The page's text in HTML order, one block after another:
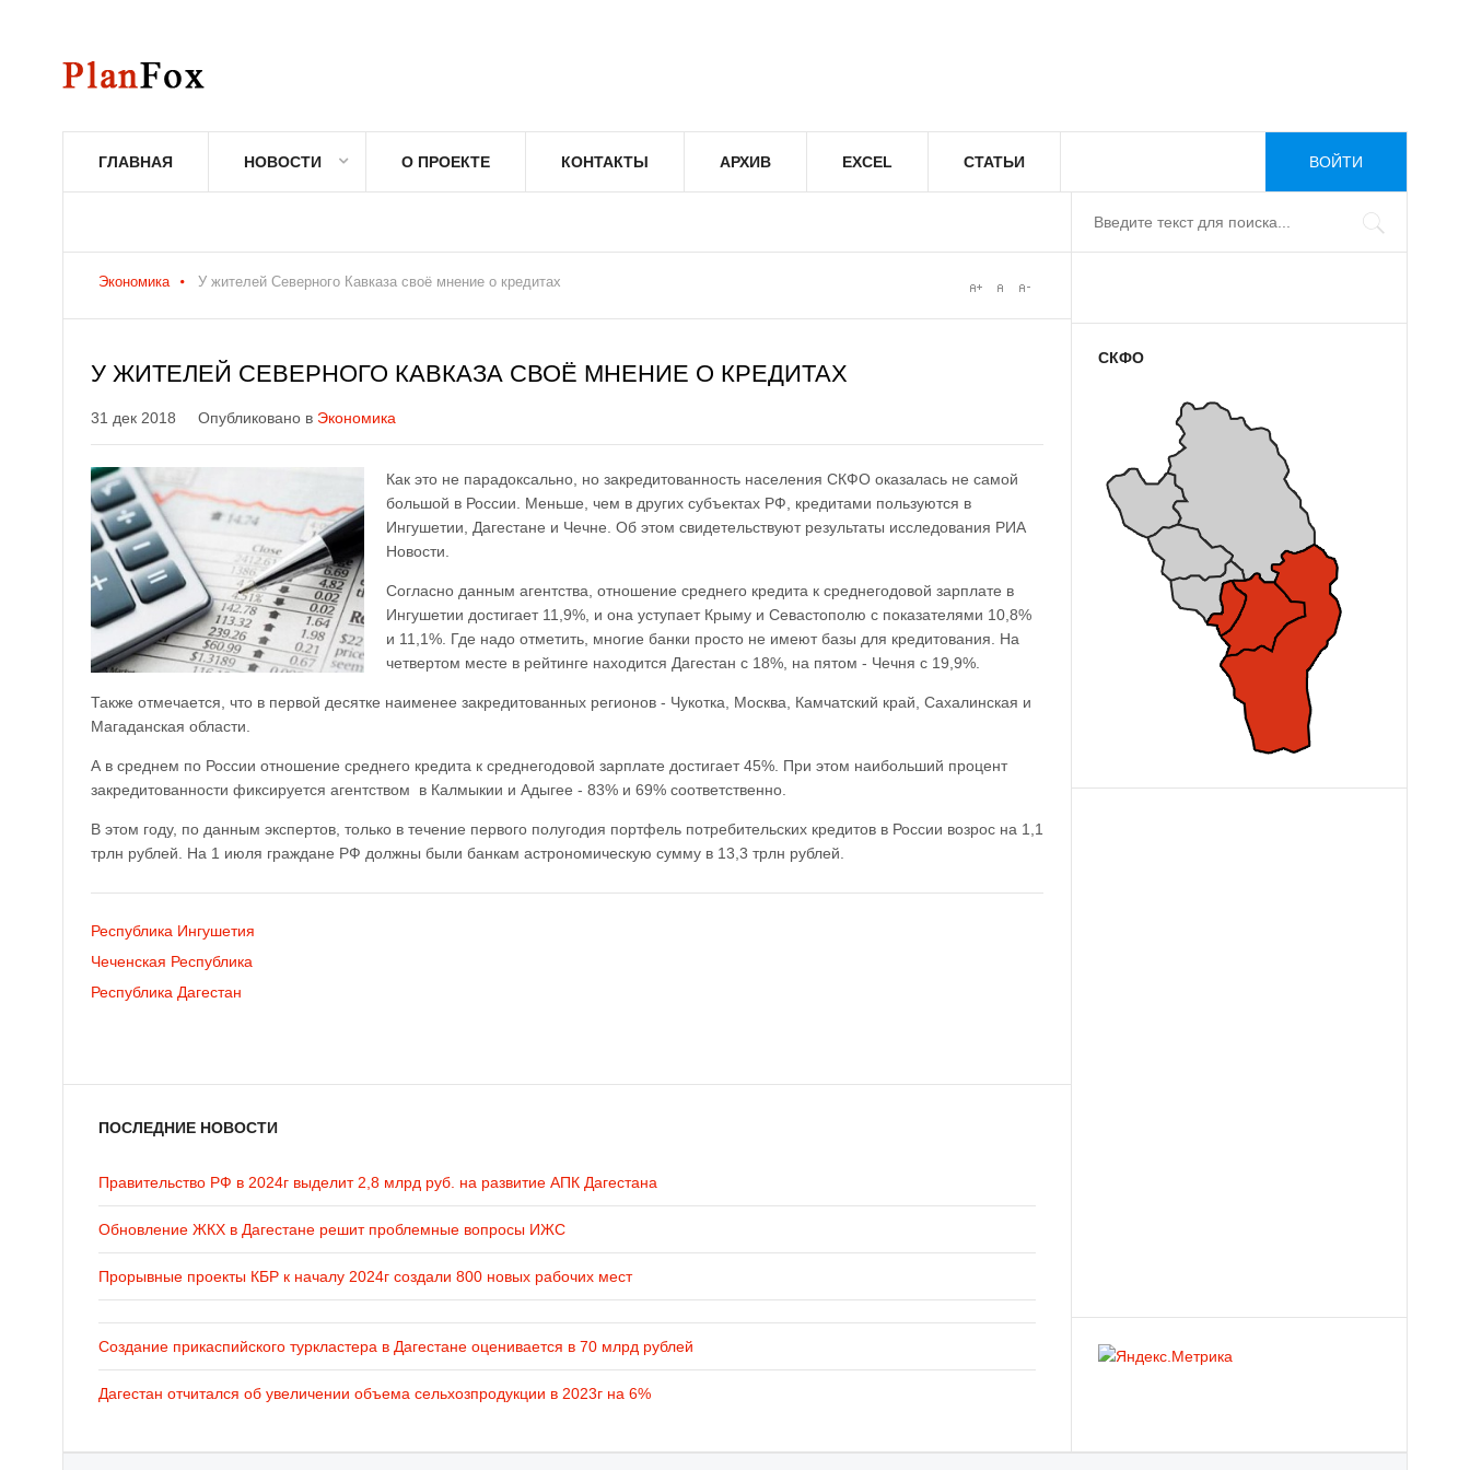
ГЛАВНАЯ НОВОСТИ О ПРОЕКТЕ КОНТАКТЫ АРХИВ EXCEL СТАТЬИ ВОЙТИ
Экономика У жителей Северного Кавказа своё мнение о кредитах
У ЖИТЕЛЕЙ СЕВЕРНОГО КАВКАЗА СВОЁ МНЕНИЕ О КРЕДИТАХ
31 дек 2018 Опубликовано в Экономика
Как это не парадоксально, но закредитованность населения СКФО оказалась не самой
большой в России. Меньше, чем в других субъектах РФ, кредитами пользуются в
Ингушетии, Дагестане и Чечне. Об этом свидетельствуют результаты исследования РИА
Новости.
Согласно данным агентства, отношение среднего кредита к среднегодовой зарплате в
Ингушетии достигает 11,9%, и она уступает Крыму и Севастополю с показателями 10,8%
и 11,1%. Где надо отметить, многие банки просто не имеют базы для кредитования. На
четвертом месте в рейтинге находится Дагестан с 18%, на пятом - Чечня с 19,9%.
Также отмечается, что в первой десятке наименее закредитованных регионов - Чукотка, Москва, Камчатский край, Сахалинская и
Магаданская области.
А в среднем по России отношение среднего кредита к среднегодовой зарплате достигает 45%. При этом наибольший процент
закредитованности фиксируется агентством в Калмыкии и Адыгее - 83% и 69% соответственно.
В этом году, по данным экспертов, только в течение первого полугодия портфель потребительских кредитов в России возрос на 1,1
трлн рублей. На 1 июля граждане РФ должны были банкам астрономическую сумму в 13,3 трлн рублей.
Республика Ингушетия
Чеченская Республика
Республика Дагестан
ПОСЛЕДНИЕ НОВОСТИ
Правительство РФ в 2024г выделит 2,8 млрд руб. на развитие АПК Дагестана
Обновление ЖКХ в Дагестане решит проблемные вопросы ИЖС
Прорывные проекты КБР к началу 2024г создали 800 новых рабочих мест
Создание прикаспийского туркластера в Дагестане оценивается в 70 млрд рублей
Дагестан отчитался об увеличении объема сельхозпродукции в 2023г на 6%
СКФО